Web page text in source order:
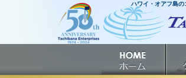
ハワイ・オアフ島の